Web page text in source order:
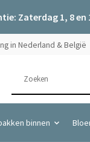
Zaterdag 1, 8 en
in Nederland & België
binnen